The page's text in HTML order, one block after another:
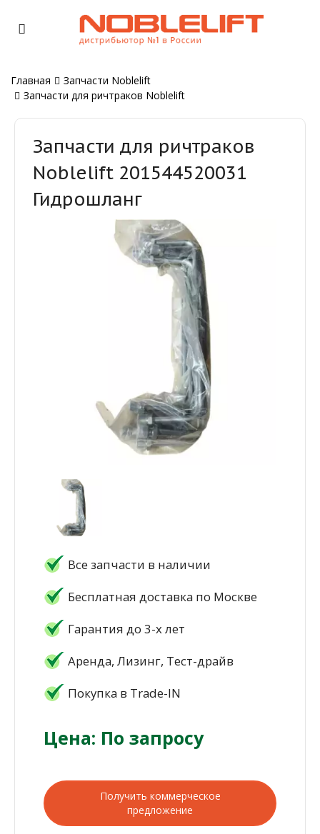
Главная
Запчасти Noblelift
Запчасти для ричтраков Noblelift
Запчасти для ричтраков
Noblelift 201544520031
Гидрошланг
Все запчасти в наличии
Бесплатная доставка по Москве
Гарантия до 3-х лет
Аренда, Лизинг, Тест-драйв
Покупка в Trade-IN
Цена: По запросу
Получить коммерческое
предложение